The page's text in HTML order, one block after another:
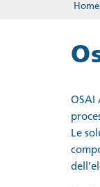
Home
OSAI
Le